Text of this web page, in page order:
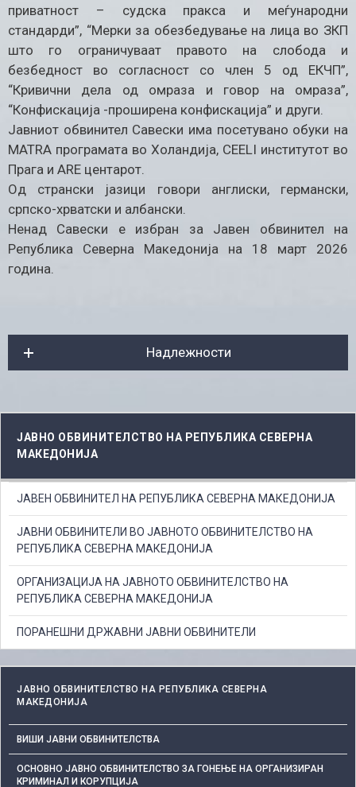
приватност – судска пракса и меѓународни
стандарди”, “Мерки за обезбедување на лица во ЗКП
што го ограничуваат правото на слобода и
безбедност во согласност со член 5 од ЕКЧП”,
“Кривични дела од омраза и говор на омраза”,
“Конфискација -проширена конфискација” и други.
Јавниот обвинител Савески има посетувано обуки на
MATRA програмата во Холандија, CEELI институтот во
Прага и ARE центарот.
Од странски јазици говори англиски, германски,
српско-хрватски и албански.
Ненад Савески е избран за Јавен обвинител на
Република Северна Македонија на 18 март 2026
година.
Надлежности
ЈАВНО ОБВИНИТЕЛСТВО НА РЕПУБЛИКА СЕВЕРНА
МАКЕДОНИЈА
ЈАВЕН ОБВИНИТЕЛ НА РЕПУБЛИКА СЕВЕРНА МАКЕДОНИЈА
ЈАВНИ ОБВИНИТЕЛИ ВО ЈАВНОТО ОБВИНИТЕЛСТВО НА
РЕПУБЛИКА СЕВЕРНА МАКЕДОНИЈА
ОРГАНИЗАЦИЈА НА ЈАВНОТО ОБВИНИТЕЛСТВО НА
РЕПУБЛИКА СЕВЕРНА МАКЕДОНИЈА
ПОРАНЕШНИ ДРЖАВНИ ЈАВНИ ОБВИНИТЕЛИ
ЈАВНО ОБВИНИТЕЛСТВО НА РЕПУБЛИКА СЕВЕРНА
МАКЕДОНИЈА
ВИШИ ЈАВНИ ОБВИНИТЕЛСТВА
ОСНОВНО ЈАВНО ОБВИНИТЕЛСТВО ЗА ГОНЕЊЕ НА ОРГАНИЗИРАН
КРИМИНАЛ И КОРУПЦИЈА